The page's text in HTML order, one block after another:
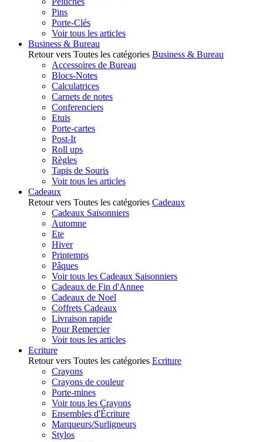
Pins
Porte-Clés
Voir tous les articles
Business & Bureau
Retour vers Toutes les catégories Business & Bureau
Accessoires de Bureau
Blocs-Notes
Calculatrices
Carnets de notes
Conferenciers
Etuis
Porte-cartes
Post-It
Roll ups
Règles
Tapis de Souris
Voir tous les articles
Cadeaux
Retour vers Toutes les catégories Cadeaux
Cadeaux Saisonniers
Automne
Ete
Hiver
Printemps
Pâques
Voir tous les Cadeaux Saisonniers
Cadeaux de Fin d'Annee
Cadeaux de Noel
Coffrets Cadeaux
Livraison rapide
Pour Remercier
Voir tous les articles
Ecriture
Retour vers Toutes les catégories Ecriture
Crayons
Crayons de couleur
Porte-mines
Voir tous les Crayons
Ensembles d'Écriture
Marqueurs/Surligneurs
Stylos